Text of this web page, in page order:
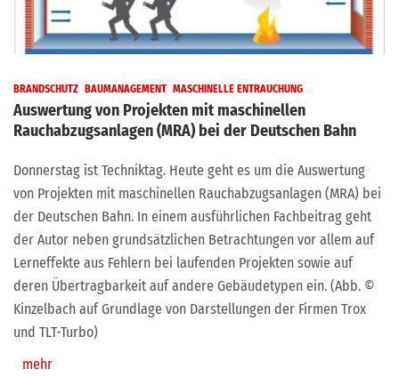
BRANDSCHUTZ BAUMANAGEMENT MASCHINELLE ENTRAUCHUNG
Auswertung von Projekten mit maschinellen
Rauchabzugsanlagen (MRA) bei der Deutschen Bahn
Donnerstag ist Techniktag. Heute geht es um die Auswertung
von Projekten mit maschinellen Rauchabzugsanlagen (MRA) bei
der Deutschen Bahn. In einem ausführlichen Fachbeitrag geht
der Autor neben grundsätzlichen Betrachtungen vor allem auf
Lerneffekte aus Fehlern bei laufenden Projekten sowie auf
deren Übertragbarkeit auf andere Gebäudetypen ein. (Abb. ©
Kinzelbach auf Grundlage von Darstellungen der Firmen Trox
und TLT-Turbo)
mehr